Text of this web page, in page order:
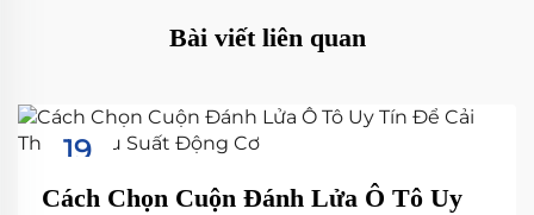
Bài viết liên quan
19
Cách Chọn Cuộn Đánh Lửa Ô Tô Uy